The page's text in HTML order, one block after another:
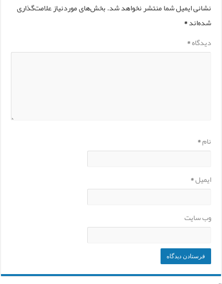
نشانی ایمیل شما منتشر نخواهد شد.بخش‌های موردنیاز علامت‌گذاری
شده‌اند*
دیدگاه*
نام*
ایمیل*
وب‌ سایت